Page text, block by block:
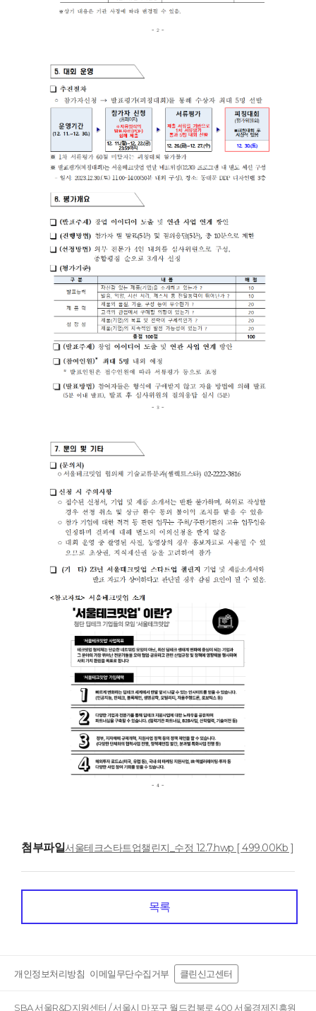
첨부파일서울테크스타트업챌린지_수정 12.7.hwp [ 499.00Kb ]
목록
개인정보처리방침 이메일무단수집거부 클린신고센터
SBA 서울R&D지원센터 / 서울시 마포구 월드컵북로 400 서울경제진흥원